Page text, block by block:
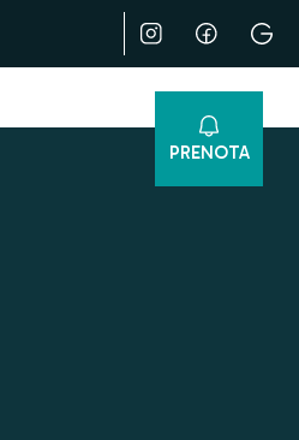
PRENOTA